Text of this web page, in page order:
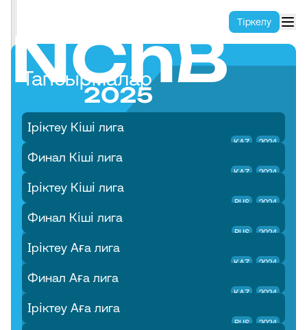
Тіркелу
Тапсырмалар
Іріктеу Кіші лига
2024
KAZ
Финал Кіші лига
2024
KAZ
Іріктеу Кіші лига
2024
RUS
Финал Кіші лига
2024
RUS
Іріктеу Аға лига
2024
KAZ
Финал Аға лига
2024
KAZ
Іріктеу Аға лига
2024
RUS